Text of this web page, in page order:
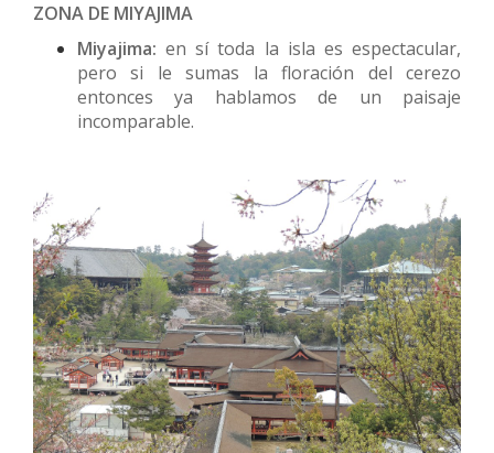
ZONA DE MIYAJIMA
Miyajima: en sí toda la isla es espectacular,
pero si le sumas la floración del cerezo
entonces ya hablamos de un paisaje
incomparable.